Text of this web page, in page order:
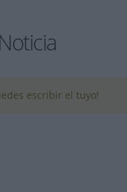
escribir el tuyo!